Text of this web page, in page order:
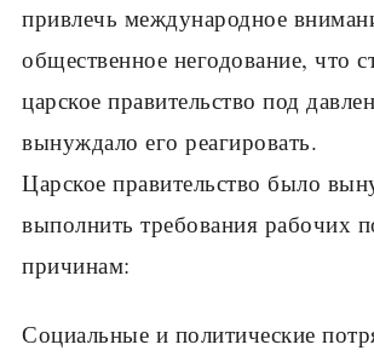
привлечь международное
общественное негодование, что
царское правительство под
вынуждало его реагировать.
Царское правительство было
выполнить требования рабочих
причинам:
Социальные и политические